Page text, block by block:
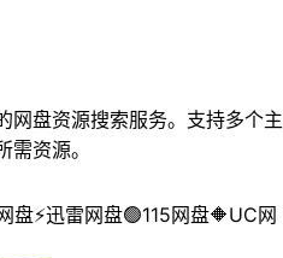
网盘资源搜索服务。支持多个主
资源。
盘⚡迅雷网盘🟢115网盘🔶UC网